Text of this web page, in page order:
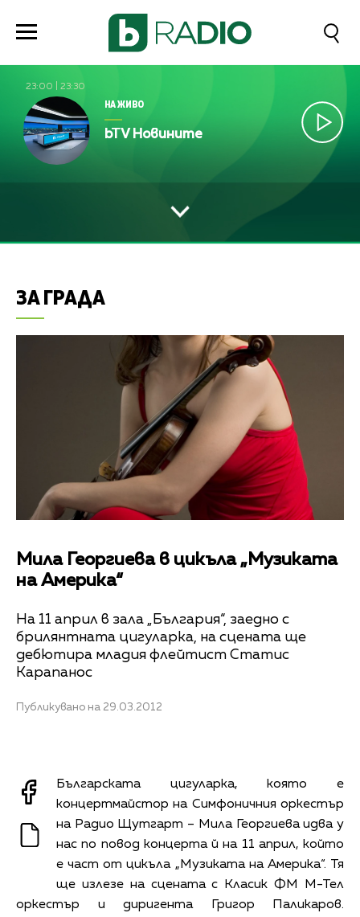
23:00 23:30
НА ЖИВО
bTV Новините
ЗА ГРАДА
Мила Георгиева в цикъла „Музиката
на Америка“
На 11 април в зала „България“, заедно с
брилянтната цигуларка, на сцената ще
дебютира младия флейтист Статис
Карапанос
Публикувано на 29.03.2012
Българската цигуларка, която е
концертмайстор на Симфоничния оркестър
на Радио Щутгарт – Мила Георгиева идва у
нас по повод концерта й на 11 април, който
е част от цикъла „Музиката на Америка“. Тя
ще излезе на сцената с Класик ФМ М-Тел
оркестър и диригента Григор Паликаров.